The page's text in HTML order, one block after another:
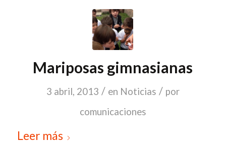
Mariposas gimnasianas
3 abril, 2013 / en Noticias / por
comunicaciones
Leer más